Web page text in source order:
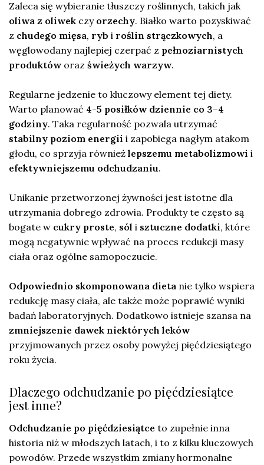
Zaleca się wybieranie tłuszczy roślinnych, takich jak
oliwa z oliwek czy orzechy. Białko warto pozyskiwać
z chudego mięsa, ryb i roślin strączkowych, a
węglowodany najlepiej czerpać z pełnoziarnistych
produktów oraz świeżych warzyw.
Regularne jedzenie to kluczowy element tej diety.
Warto planować 4-5 posiłków dziennie co 3–4
godziny. Taka regularność pozwala utrzymać
stabilny poziom energii i zapobiega nagłym atakom
głodu, co sprzyja również lepszemu metabolizmowi i
efektywniejszemu odchudzaniu.
Unikanie przetworzonej żywności jest istotne dla
utrzymania dobrego zdrowia. Produkty te często są
bogate w cukry proste, sól i sztuczne dodatki, które
mogą negatywnie wpływać na proces redukcji masy
ciała oraz ogólne samopoczucie.
Odpowiednio skomponowana dieta nie tylko wspiera
redukcję masy ciała, ale także może poprawić wyniki
badań laboratoryjnych. Dodatkowo istnieje szansa na
zmniejszenie dawek niektórych leków
przyjmowanych przez osoby powyżej pięćdziesiątego
roku życia.
Dlaczego odchudzanie po pięćdziesiątce
jest inne?
Odchudzanie po pięćdziesiątce to zupełnie inna
historia niż w młodszych latach, i to z kilku kluczowych
powodów. Przede wszystkim zmiany hormonalne